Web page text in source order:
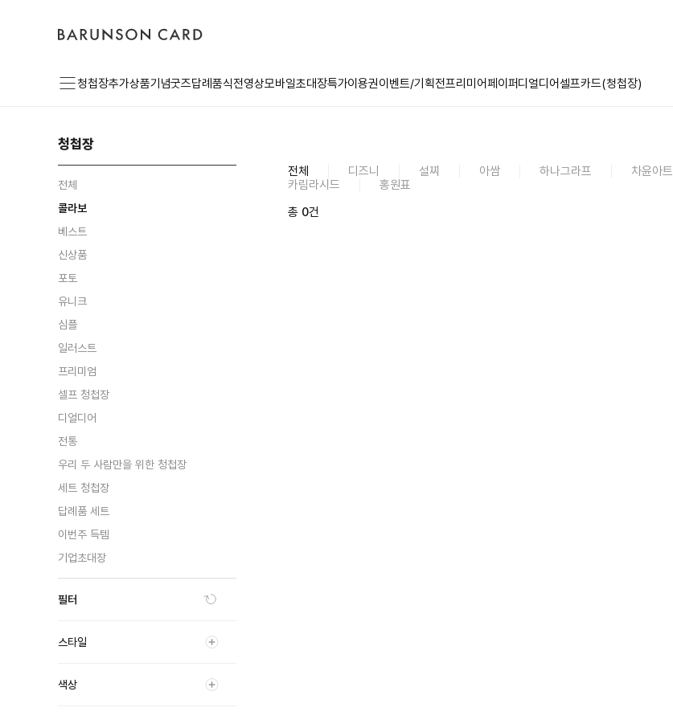
손
카
고
센
터
인
메
뉴
청첩장추가상품기념굿즈답례품식전영상모바일초대장특가이용권이벤트/기획전프리미어페이퍼디얼디어셀프카드(청첩장)
청첩장
전체
콜라보
베스트
신상품
포토
유니크
심플
일러스트
프리미엄
셀프 청첩장
디얼디어
전통
우리 두 사람만을 위한 청첩장
세트 청첩장
답례품 세트
이번주 득템
기업초대장
필터
스타일
색상
전체 디즈니 설찌 아쌈 하나그라프 차윤아트
카림라시드
홍원표
총 0건